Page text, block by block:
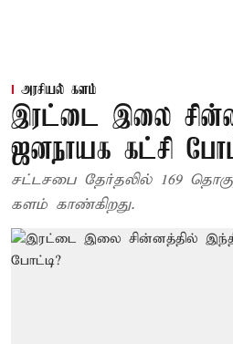
அரசியல் களம்
இரட்டை இலை
ஜனநாயக கட்சி
சட்டசபை தேர்தலில் 169
களம் காண்கிறது.